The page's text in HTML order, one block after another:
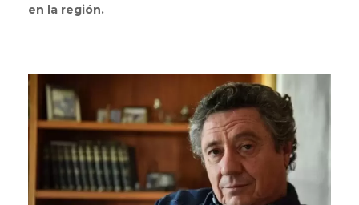
en la región.